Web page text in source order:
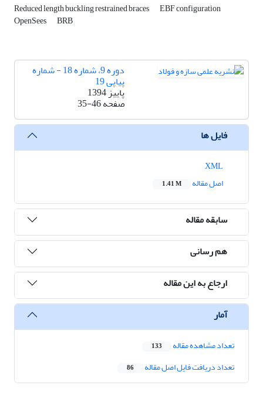
Reduced length buckling restrained braces EBF configuration
OpenSees BRB
دوره 9، شماره 18 - شماره
پیاپی 19
پاییز 1394
صفحه35-46
فایل ها
اصل مقاله
1.41 M
سابقه مقاله
هم رسانی
ارجاع به این مقاله
آمار
تعداد مشاهده مقاله 133
تعداد دریافت فایل اصل مقاله 86